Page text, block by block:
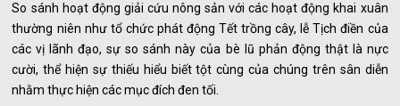
So sánh hoạt động giải cứu nông sản với các hoạt động khai xuân
thường niên như tổ chức phát động Tết trồng cây, lễ Tịch điền của
các vị lãnh đạo, sự so sánh này của bè lũ phản động thật là nực
cười, thể hiện sự thiếu hiểu biết tột cùng của chúng trên sân diễn
nhằm thực hiện các mục đích đen tối.